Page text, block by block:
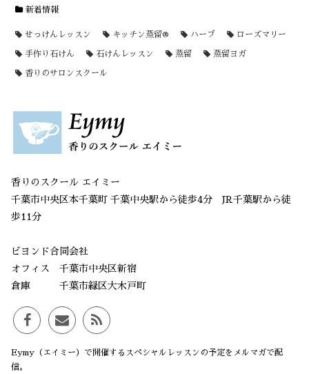
新着情報
せっけんレッスン キッチン蒸留® ハーブ ローズマリー
手作り石けん 石けんレッスン 蒸留 蒸留ヨガ
香りのサロンスクール
香りのスクール エイミー
千葉市中央区本千葉町 千葉中央駅から徒歩4分 JR千葉駅から徒
歩11分
ビヨンド合同会社
オフィス 千葉市中央区新宿
倉庫 千葉市緑区大木戸町
Eymy（エイミー）で開催するスペシャルレッスンの予定をメルマガで配
信。